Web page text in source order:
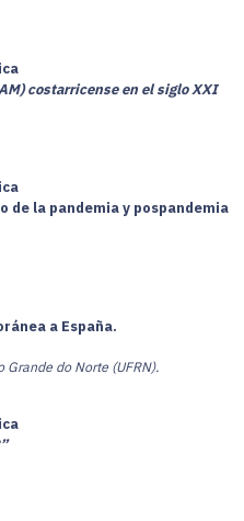
costarricense en el siglo XXI
de la pandemia y pospandemia
a España.
Grande do Norte (UFRN).